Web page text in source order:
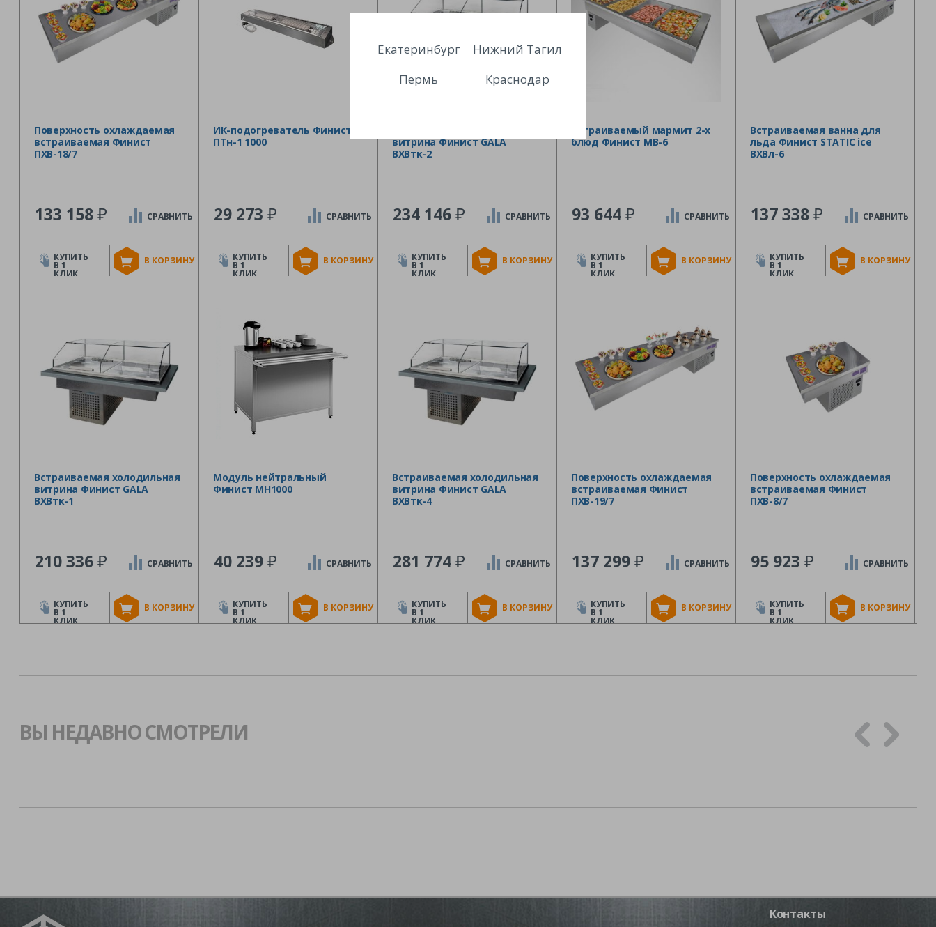
Поверхность охлаждаемая
встраиваемая Финист
ПХВ-18/7
133 158₽
В КОРЗИНУ
СРАВНИТЬ
КУПИТЬ
В 1
КЛИК
ИК-подогреватель Финист
ПТн-1 1000
29 273 ₽
В КОРЗИНУ
СРАВНИТЬ
КУПИТЬ
В 1
КЛИК
витрина Финист GALA
ВХВтк-2
234 146₽
В КОРЗИНУ
СРАВНИТЬ
КУПИТЬ
В 1
КЛИК
Встраиваемый мармит 2-х
блюд Финист МВ-6
93 644₽
В КОРЗИНУ
СРАВНИТЬ
КУПИТЬ
В 1
КЛИК
Встраиваемая ванна для
льда Финист STATIC ice
ВХВл-6
137 338₽
В КОРЗИНУ
СРАВНИТЬ
КУПИТЬ
В 1
КЛИК
Встраиваемая холодильная
витрина Финист GALA
ВХВтк-1
210 336₽
В КОРЗИНУ
СРАВНИТЬ
КУПИТЬ
В 1
КЛИК
Модуль нейтральный
Финист МН1000
40 239₽
В КОРЗИНУ
СРАВНИТЬ
КУПИТЬ
В 1
КЛИК
Встраиваемая холодильная
витрина Финист GALA
ВХВтк-4
281 774₽
В КОРЗИНУ
СРАВНИТЬ
КУПИТЬ
В 1
КЛИК
Поверхность охлаждаемая
встраиваемая Финист
ПХВ-19/7
137 299₽
В КОРЗИНУ
СРАВНИТЬ
КУПИТЬ
В 1
КЛИК
Поверхность охлаждаемая
встраиваемая Финист
ПХВ-8/7
95 923 ₽
В КОРЗИНУ
СРАВНИТЬ
КУПИТЬ
В 1
КЛИК
ВЫ НЕДАВНО СМОТРЕЛИ
Контакты
Екатеринбург
Нижний Тагил
Пермь
Краснодар